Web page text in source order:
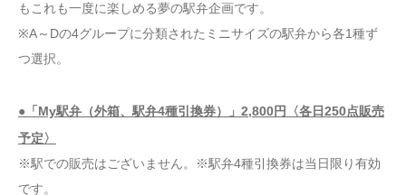
もこれも一度に楽しめる夢の駅弁企画です。
※A～Dの4グループに分類されたミニサイズの駅弁から各1種ず
つ選択。
●「My駅弁（外箱、駅弁4種引換券）」2,800円〈各日250点販売
予定〉
※駅での販売はございません。※駅弁4種引換券は当日限り有効
です。